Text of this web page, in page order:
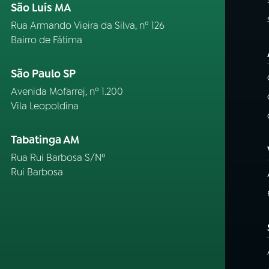
São Luís MA
Rua Armando Vieira da Silva, nº 126
Bairro de Fátima
São Paulo SP
Avenida Mofarrej, nº 1.200
Vila Leopoldina
Tabatinga AM
Rua Rui Barbosa S/Nº
Rui Barbosa